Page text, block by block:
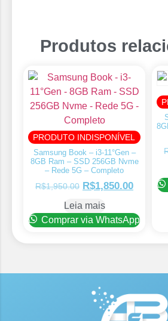
Produtos
PRODUTO INDISPONÍVEL
Samsung Book – i3-11°Gen –
8GB Ram – SSD 256GB Nvme
– Rede 5G – Completo
R$1,950.00 R$1,850.00
Leia mais
Comprar via WhatsApp